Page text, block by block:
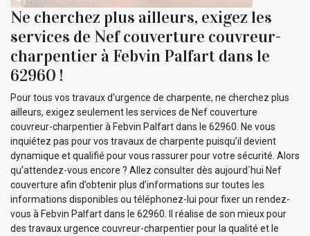
Ne cherchez plus ailleurs, exigez les
services de Nef couverture couvreur-
charpentier à Febvin Palfart dans le
62960 !
Pour tous vos travaux d'urgence de charpente, ne cherchez plus
ailleurs, exigez seulement les services de Nef couverture
couvreur-charpentier à Febvin Palfart dans le 62960. Ne vous
inquiétez pas pour vos travaux de charpente puisqu’il devient
dynamique et qualifié pour vous rassurer pour votre sécurité. Alors
qu’attendez-vous encore ? Allez consulter dès aujourd`hui Nef
couverture afin d’obtenir plus d’informations sur toutes les
informations disponibles ou téléphonez-lui pour fixer un rendez-
vous à Febvin Palfart dans le 62960. Il réalise de son mieux pour
des travaux urgence couvreur-charpentier pour la qualité et le